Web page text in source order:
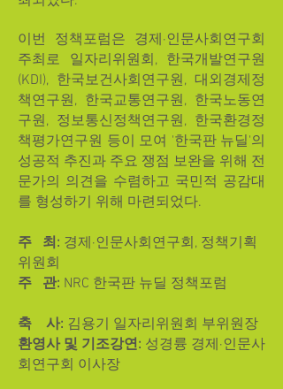
이번 정책포럼은 경제·인문사회연구회
주최로 일자리위원회, 한국개발연구원
(KDI), 한국보건사회연구원, 대외경제정
책연구원, 한국교통연구원, 한국노동연
구원, 정보통신정책연구원, 한국환경정
책평가연구원 등이 모여 '한국판 뉴딜'의
성공적 추진과 주요 쟁점 보완을 위해 전
문가의 의견을 수렴하고 국민적 공감대
를 형성하기 위해 마련되었다.
주 최: ​경제·인문사회연구회, 정책기획
위원회
주 관: NRC 한국판 뉴딜 정책포럼
축 사: 김용기 일자리위원회 부위원장
환영사 및 기조강연: 성경륭 경제·인문사
회연구회 이사장